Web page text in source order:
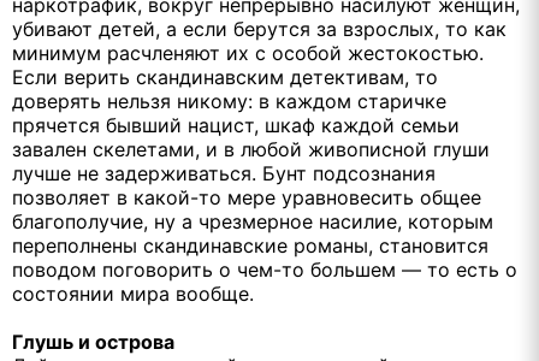
наркотрафик, вокруг непрерывно насилуют женщин,
убивают детей, а если берутся за взрослых, то как
минимум расчленяют их с особой жестокостью.
Если верить скандинавским детективам, то
доверять нельзя никому: в каждом старичке
прячется бывший нацист, шкаф каждой семьи
завален скелетами, и в любой живописной глуши
лучше не задерживаться. Бунт подсознания
позволяет в какой-то мере уравновесить общее
благополучие, ну а чрезмерное насилие, которым
переполнены скандинавские романы, становится
поводом поговорить о чем-то большем — то есть о
состоянии мира вообще.
Глушь и острова